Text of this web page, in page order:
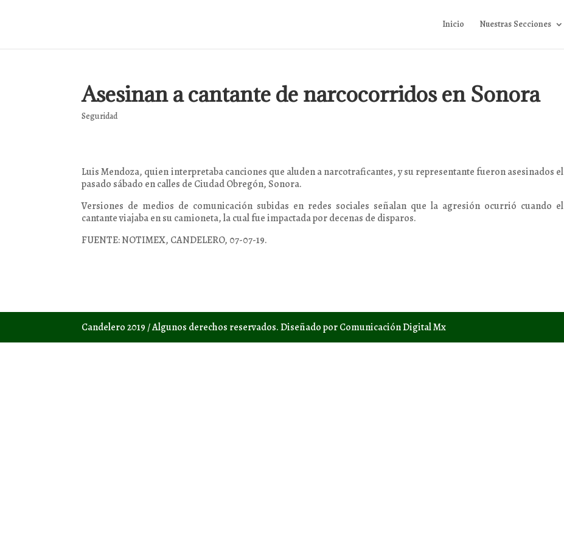
Inicio Nuestras Secciones
Asesinan a cantante de narcocorridos en Sonora
Seguridad
Luis Mendoza, quien interpretaba canciones que aluden a narcotraficantes, y su representante fueron asesinados el
pasado sábado en calles de Ciudad Obregón, Sonora.
Versiones de medios de comunicación subidas en redes sociales señalan que la agresión ocurrió cuando el
cantante viajaba en su camioneta, la cual fue impactada por decenas de disparos.
FUENTE: NOTIMEX, CANDELERO, 07-07-19.
Candelero 2019 / Algunos derechos reservados. Diseñado por Comunicación Digital Mx